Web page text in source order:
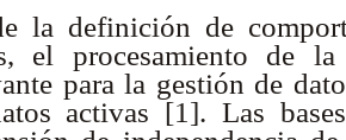
la definición de
el procesamiento de
para la gestión de
activas [1]. Las